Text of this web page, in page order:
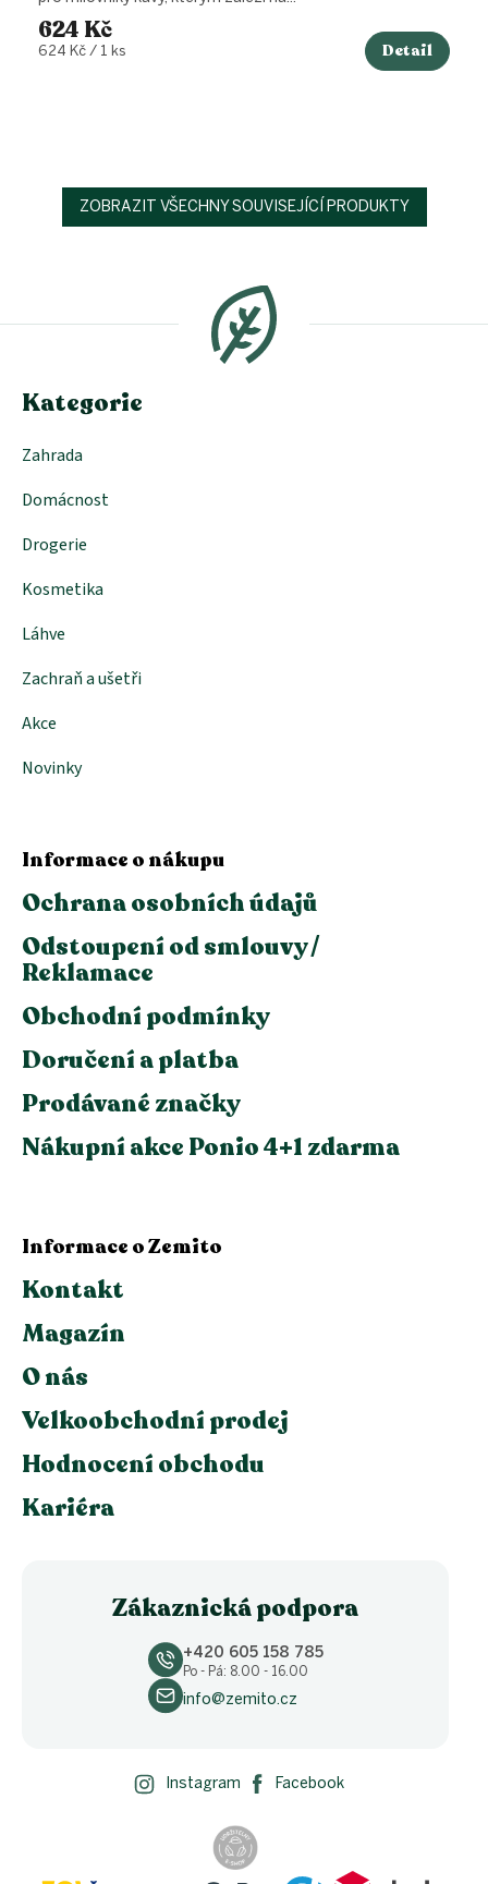
624 Kč
Měrná
624 Kč / 1 ks Detail
ZOBRAZIT VŠECHNY SOUVISEJÍCÍ PRODUKTY
a
Kategorie
Zahrada
Domácnost
Drogerie
Kosmetika
Láhve
Zachraň a ušetři
Akce
Novinky
Informace o nákupu
Ochrana osobních údajů
Odstoupení od smlouvy /
Reklamace
Obchodní podmínky
Doručení a platba
Prodávané značky
Nákupní akce Ponio 4+1 zdarma
Informace o Zemito
Kontakt
Magazín
O nás
Velkoobchodní prodej
Hodnocení obchodu
Kariéra
Zákaznická podpora
+420 605 158 785
Po - Pá: 8.00 - 16.00
info@zemito.cz
Instagram Facebook